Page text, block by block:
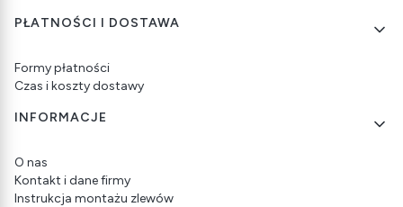
PŁATNOŚCI I DOSTAWA
Formy płatności
Czas i koszty dostawy
INFORMACJE
O nas
Kontakt i dane firmy
Instrukcja montażu zlewów